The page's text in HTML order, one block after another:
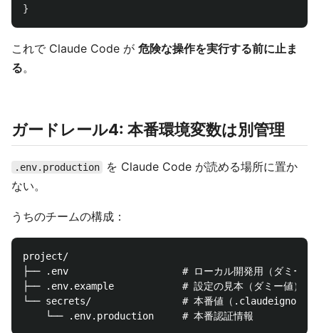
}
これで Claude Code が 危険な操作を実行する前に止ま
る。
ガードレール4: 本番環境変数は別管理
.env.production
を Claude Code が読める場所に置か
ない。
うちのチームの構成：
project/
├── .env                    # ローカル開発用（ダミー値
├── .env.example            # 設定の見本（ダミー値）
└── secrets/                # 本番値（.claudeignore対